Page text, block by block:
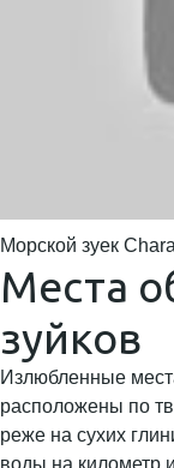
Морской зуек
Места
зуйков
Излюбленные
расположены по
реже на сухих
воды на километр